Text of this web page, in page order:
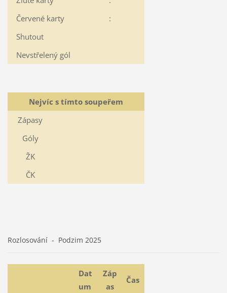
Červené karty
:
Shutout
Nevstřelený gól
Nejvíc s tímto soupeřem
Zápasy
Góly
ŽK
ČK
Rozlosování - Podzim 2025
Dat
um
Záp
as
Čas